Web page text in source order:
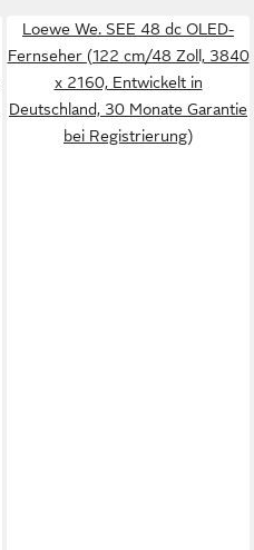
Loewe We. SEE 48 dc OLED-
Fernseher (122 cm/48 Zoll, 3840
x 2160, Entwickelt in
Deutschland, 30 Monate Garantie
bei Registrierung)